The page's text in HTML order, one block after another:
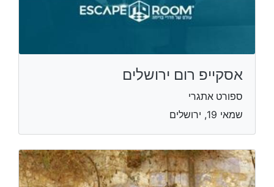
אסקייפ רום ירושלים
ספורט אתגרי
שמאי 19, ירושלים